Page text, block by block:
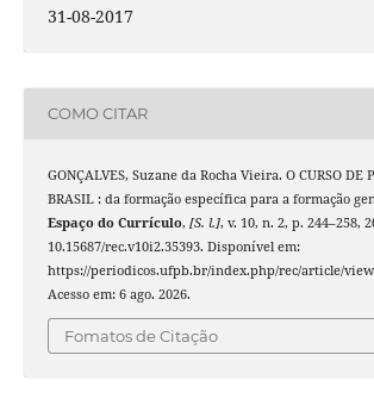
31-08-2017
COMO CITAR
GONÇALVES, Suzane da Rocha Vieira. O CURSO DE
BRASIL : da formação específica para a formação
Espaço do Currículo, [S. l.], v. 10, n. 2, p. 244–258,
10.15687/rec.v10i2.35393. Disponível em:
https://periodicos.ufpb.br/index.php/rec/article/
Acesso em: 6 ago. 2026.
Fomatos de Citação